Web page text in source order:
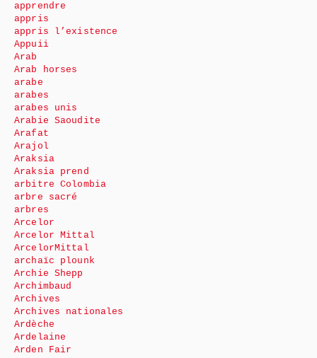
apprendre
appris
appris l’existence
Appuii
Arab
Arab horses
arabe
arabes
arabes unis
Arabie Saoudite
Arafat
Arajol
Araksia
Araksia prend
arbitre Colombia
arbre sacré
arbres
Arcelor
Arcelor Mittal
ArcelorMittal
archaïc plounk
Archie Shepp
Archimbaud
Archives
Archives nationales
Ardèche
Ardelaine
Arden Fair